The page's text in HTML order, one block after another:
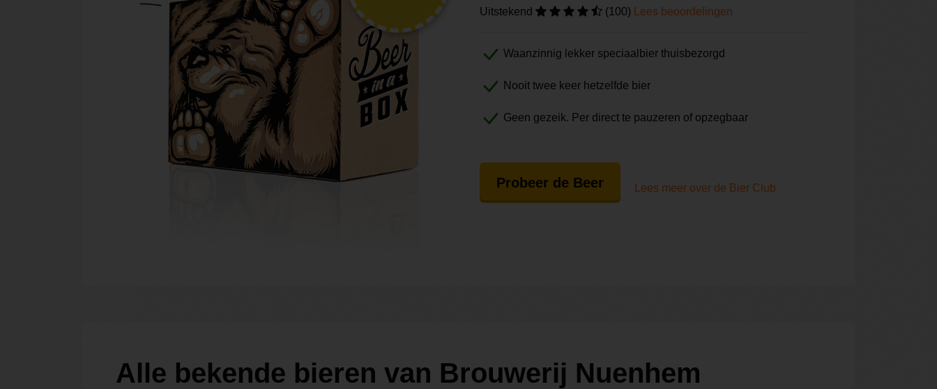
Uitstekend (100) Lees beoordelingen
Waanzinnig lekker speciaalbier thuisbezorgd
Nooit twee keer hetzelfde bier
Geen gezeik. Per direct te pauzeren of opzegbaar
Probeer de Beer Lees meer over de Bier Club
Alle bekende bieren van Brouwerij Nuenhem